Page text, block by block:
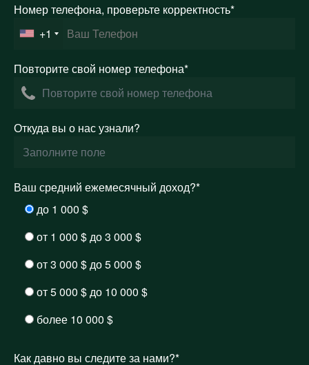
Номер телефона, проверьте корректность*
+1
Повторите свой номер телефона*
Откуда вы о нас узнали?
Ваш средний ежемесячный доход?*
до 1 000 $
от 1 000 $ до 3 000 $
от 3 000 $ до 5 000 $
от 5 000 $ до 10 000 $
более 10 000 $
Как давно вы следите за нами?*